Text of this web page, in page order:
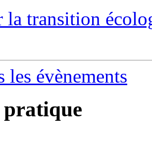
la transition
les évènements
pratique